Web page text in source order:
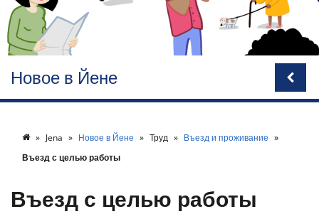
Новое в Йене
Jena Новое в Йене Труд
Въезд и проживание
Въезд с целью работы
Въезд с целью работы